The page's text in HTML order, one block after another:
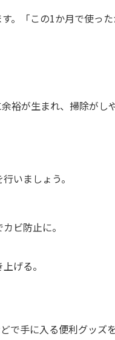
。「この1か月で使った
裕が生まれ、掃除がし
いましょう。
ビ防止に。
げる。
手に入る便利グッズ